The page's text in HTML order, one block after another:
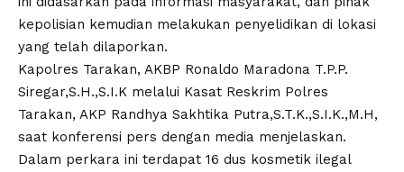
kepolisian kemudian melakukan penyelidikan di lokasi
yang telah dilaporkan.
Kapolres Tarakan, AKBP Ronaldo Maradona T.P.P.
Siregar,S.H.,S.I.K melalui Kasat Reskrim Polres
Tarakan, AKP Randhya Sakhtika Putra,S.T.K.,S.I.K.,M.H,
saat konferensi pers dengan media menjelaskan.
Dalam perkara ini terdapat 16 dus kosmetik ilegal